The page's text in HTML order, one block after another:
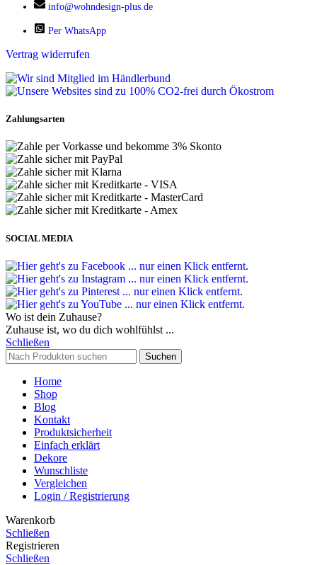
info@wohndesign-plus.de
Per WhatsApp
Vertrag widerrufen
Zahlungsarten
SOCIAL MEDIA
Wo ist dein Zuhause?
Zuhause ist, wo du dich wohlfühlst ...
Schließen
Suchen
Home
Shop
Blog
Kontakt
Produktsicherheit
Einfach erklärt
Dekore
Wunschliste
Vergleichen
Login / Registrierung
Warenkorb
Schließen
Registrieren
Schließen